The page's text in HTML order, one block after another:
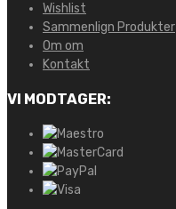
Wishlist
Sammenlign Produkter
Om om
Kontakt
VI MODTAGER: